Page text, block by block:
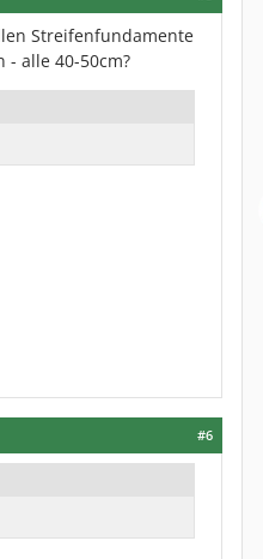
Streifenfundamente
alle 40-50cm?
#6